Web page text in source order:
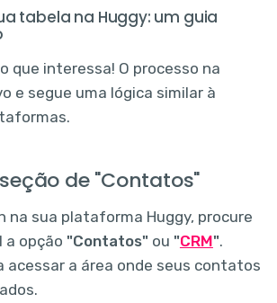
tabela na Huggy: um guia
que interessa! O processo na
e segue uma lógica similar à
seção de "Contatos"
na sua plataforma Huggy, procure
a opção "Contatos"ou "CRM".
acessar a área onde seus contatos